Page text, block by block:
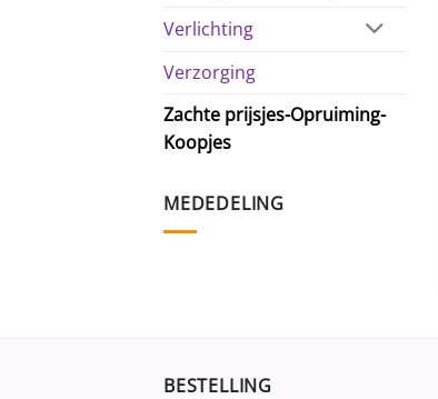
Verlichting
Verzorging
Zachte prijsjes-Opruiming-
Koopjes
MEDEDELING
BESTELLING